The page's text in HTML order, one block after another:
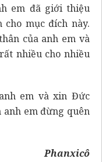
em đã giới thiệu
mục đích này.
của anh em và
nhiều cho nhiều
em và xin Đức
em đừng quên
Phanxicô